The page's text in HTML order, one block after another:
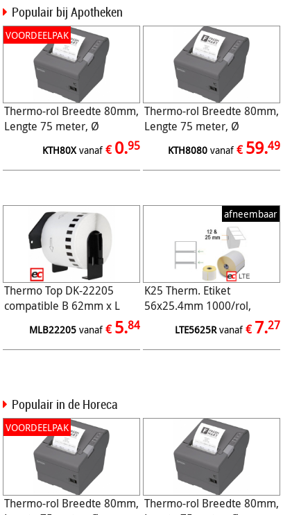
Populair bij Apotheken
VOORDEELPAK
Thermo-rol Breedte 80mm,
Lengte 75 meter, Ø
KTH80Xvanaf €0.95
Thermo-rol Breedte 80mm,
Lengte 75 meter, Ø
75/12mm, 48gr (50/ds)
KTH8080 vanaf €59.49
Thermo Top DK-22205
compatible B 62mm x L
MLB22205 vanaf €5.84
afneembaar
K25 Therm. Etiket
56x25.4mm 1000/rol,
afneembaar
LTE5625Rvanaf €7.27
Populair in de Horeca
VOORDEELPAK
Thermo-rol Breedte 80mm, Thermo-rol Breedte 80mm,